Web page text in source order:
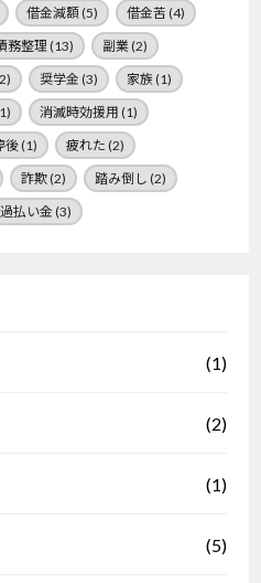
借金減額(5) 借金苦 (4)
務整理(13) 副業(2)
奨学金 (3) 家族(1)
消滅時効援用 (1)
後(1) 疲れた (2)
詐欺(2) 踏み倒し (2)
過払い金 (3)
(1)
(2)
(1)
(5)